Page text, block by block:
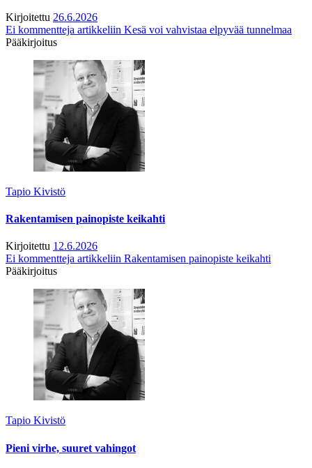
Kirjoitettu 26.6.2026
Ei kommentteja artikkeliin Kesä voi vahvistaa elpyvää tunnelmaa
Pääkirjoitus
Tapio Kivistö
Rakentamisen painopiste keikahti
Kirjoitettu 12.6.2026
Ei kommentteja artikkeliin Rakentamisen painopiste keikahti
Pääkirjoitus
Tapio Kivistö
Pieni virhe, suuret vahingot